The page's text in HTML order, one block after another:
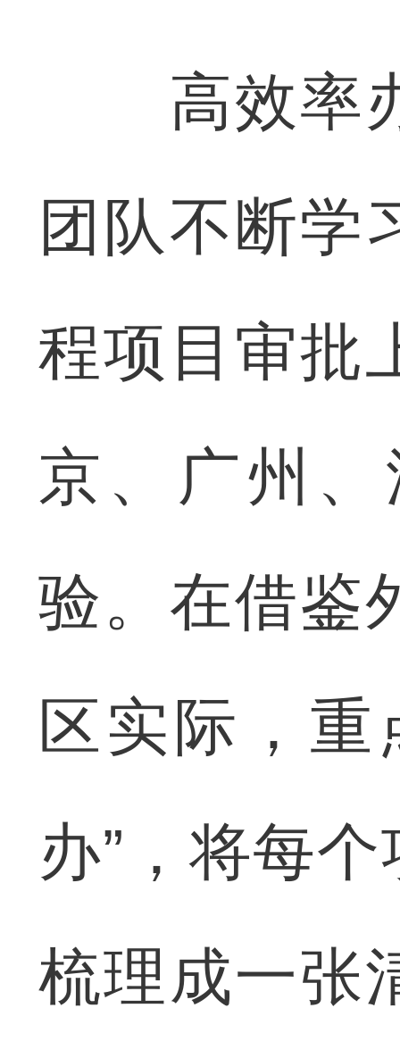
高效率办
团队不断学
程项目审批
京、广州
验。在借鉴
区实际，
办”，将每
梳理成一张